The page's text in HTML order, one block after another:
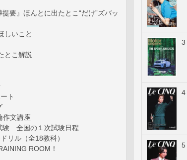
要』ほんとに出たとこ“だけ”ズバッ
しいこと
とこ解説
ト
作文講座
験 全国の１次試験日程
リル（全18教科）
ROOM！
3
4
5